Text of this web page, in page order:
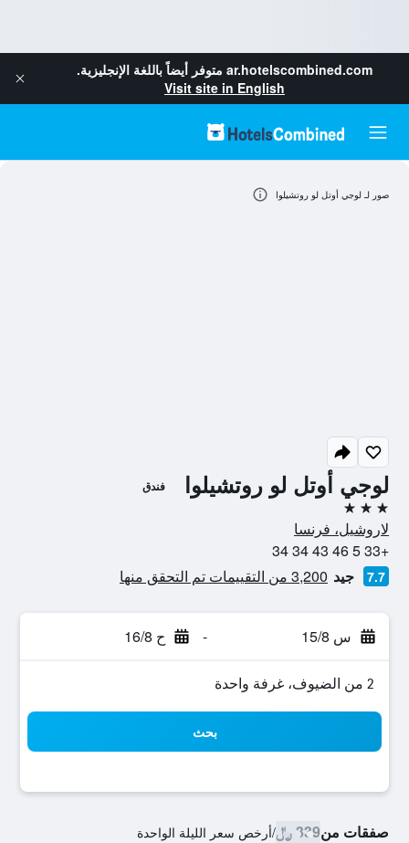
ar.hotelscombined.com متوفر أيضاً باللغة الإنجليزية.
Visit site in English
لوجي أوتل لو روتشيلوا فندق
3 نجوم
لاروشيل، فرنسا
+33 5 46 43 34 34
7.7 جيد 3,200 من التقييمات تم التحقق منها
س 15/8 - ح 16/8
2 من الضيوف، غرفة واحدة
بحث
صفقات من339 ﷼ /أرخص سعر الليلة الواحدة
صور لـ لوجي أوتل لو روتشيلوا